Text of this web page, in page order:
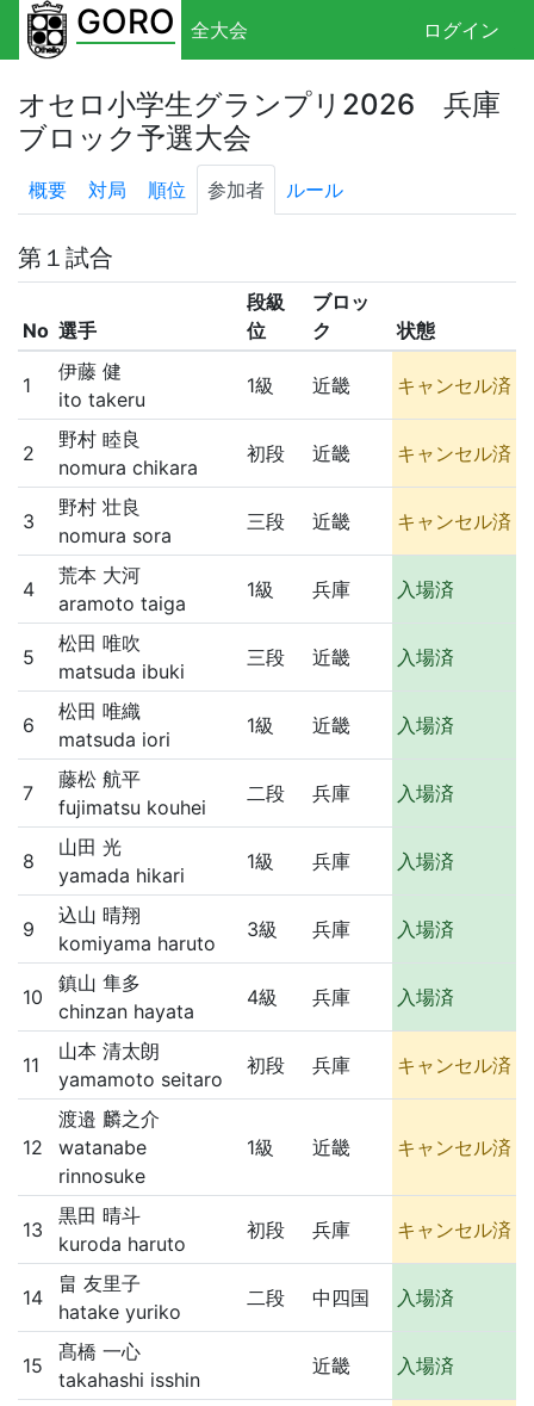
GORO 全大会 ログイン
オセロ小学生グランプリ2026 兵庫
ブロック予選大会
概要 対局 順位 参加者 ルール
第１試合
No 選手
段級
位
ブロッ
ク
状態
1
伊藤 健
ito takeru
1級 近畿 キャンセル済
2
野村 睦良
nomura chikara
初段 近畿 キャンセル済
3
野村 壮良
nomura sora
三段 近畿 キャンセル済
4
荒本 大河
aramoto taiga
1級 兵庫 入場済
5
松田 唯吹
matsuda ibuki
三段 近畿 入場済
6
松田 唯織
matsuda iori
1級 近畿 入場済
7
藤松 航平
fujimatsu kouhei
二段 兵庫 入場済
8
山田 光
yamada hikari
1級 兵庫 入場済
9
込山 晴翔
komiyama haruto
3級 兵庫 入場済
10
鎮山 隼多
chinzan hayata
4級 兵庫 入場済
11
山本 清太朗
yamamoto seitaro
初段 兵庫 キャンセル済
12
渡邉 麟之介
watanabe
rinnosuke
1級 近畿 キャンセル済
13
黒田 晴斗
kuroda haruto
初段 兵庫 キャンセル済
14
畠 友里子
hatake yuriko
二段 中四国 入場済
15
髙橋 一心
takahashi isshin
近畿 入場済